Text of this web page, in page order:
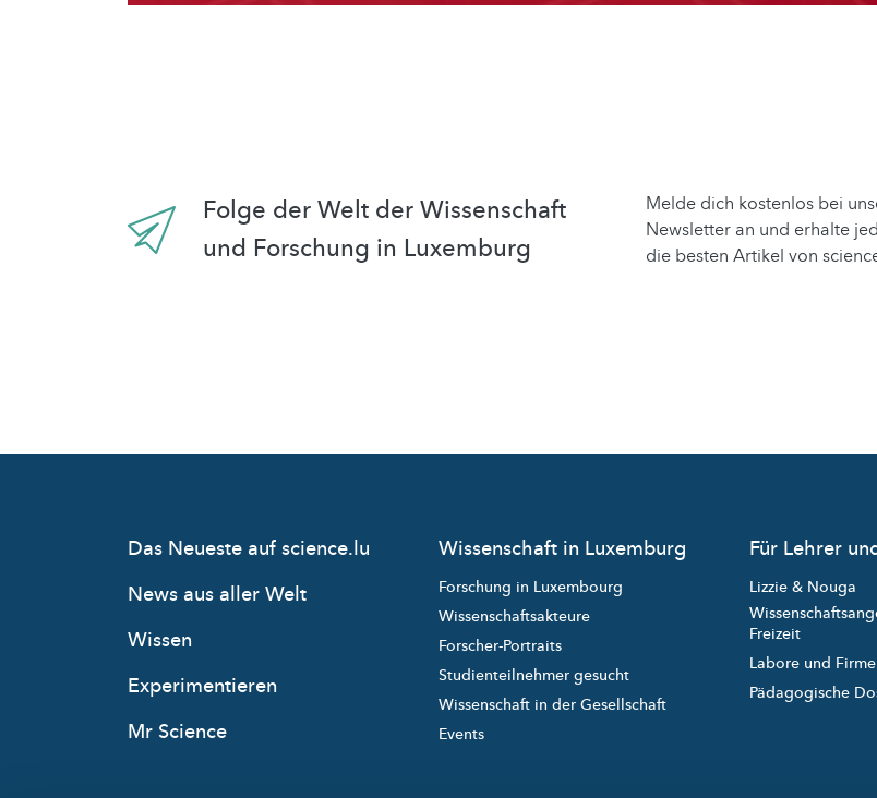
Folge der Welt der Wissenschaft
und Forschung in Luxemburg
Melde dich kostenlos bei
Newsletter an und erhalte
die besten Artikel von
Das Neueste auf science.lu
News aus aller Welt
Wissen
Experimentieren
Mr Science
Wissenschaft in Luxemburg
Forschung in Luxembourg
Wissenschaftsakteure
Forscher-Portraits
Studienteilnehmer gesucht
Wissenschaft in der Gesellschaft
Events
Für Lehrer
Lizzie & Nouga
Freizeit
Labore und
Pädagogische